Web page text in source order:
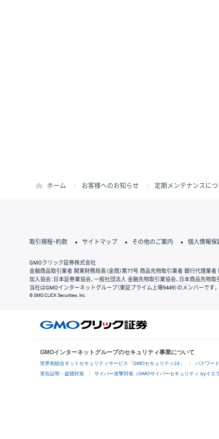
ホーム お客様へのお知らせ 定期メンテナンスにつ
取引規程・約款 サイトマップ その他のご案内 個人情報保
GMOクリック証券株式会社
金融商品取引業者 関東財務局長（金商）第77号 商品先物取引業者 銀行代理業
加入協会：日本証券業協会、一般社団法人 金融先物取引業協会、日本商品先物取
当社はGMOインターネットグループ（東証プライム上場9449）のメンバーです。
© GMO CLICK Securities, Inc.
GMOインターネットグループのセキュリティ事業について
世界初総合ネットセキュリティサービス「GMOセキュリティ24」 パスワー
実在証明・盗聴対策 サイバー攻撃対策（GMOサイバーセキュリティ byイエラ